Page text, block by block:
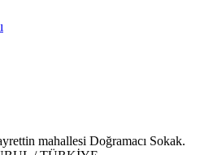
mahallesi Doğramacı Sokak.